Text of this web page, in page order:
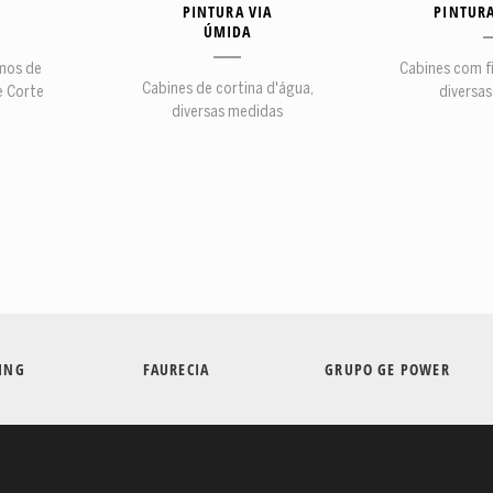
de
Corte
PINTURA VIA
ÚMIDA
Cabines de cortina d'água,
diversas medidas
Cabines com
FAURECIA GRUPO GE POWER